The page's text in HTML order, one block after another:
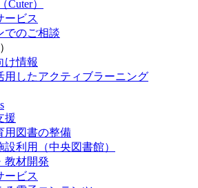
Cuter）
ービス
でのご相談
け情報
用したアクティブラーニング
援
用図書の整備
利用（中央図書館）
教材開発
ービス